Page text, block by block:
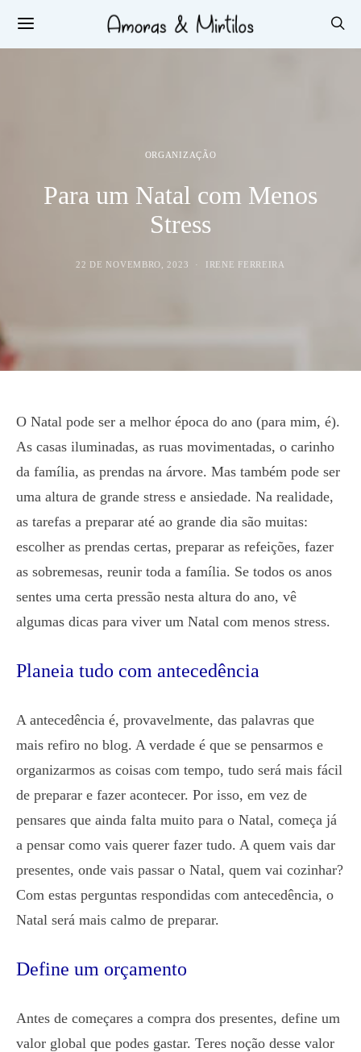
ORGANIZAÇÃO
Para um Natal com Menos
Stress
22 DE NOVEMBRO, 2023 IRENE FERREIRA
O Natal pode ser a melhor época do ano (para mim, é).
As casas iluminadas, as ruas movimentadas, o carinho
da família, as prendas na árvore. Mas também pode ser
uma altura de grande stress e ansiedade. Na realidade,
as tarefas a preparar até ao grande dia são muitas:
escolher as prendas certas, preparar as refeições, fazer
as sobremesas, reunir toda a família. Se todos os anos
sentes uma certa pressão nesta altura do ano, vê
algumas dicas para viver um Natal com menos stress.
Planeia tudo com antecedência
A antecedência é, provavelmente, das palavras que
mais refiro no blog. A verdade é que se pensarmos e
organizarmos as coisas com tempo, tudo será mais fácil
de preparar e fazer acontecer. Por isso, em vez de
pensares que ainda falta muito para o Natal, começa já
a pensar como vais querer fazer tudo. A quem vais dar
presentes, onde vais passar o Natal, quem vai cozinhar?
Com estas perguntas respondidas com antecedência, o
Natal será mais calmo de preparar.
Define um orçamento
Antes de começares a compra dos presentes, define um
valor global que podes gastar. Teres noção desse valor